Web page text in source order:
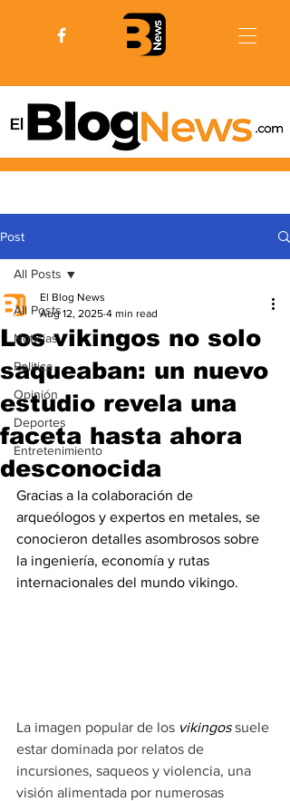
Post
All Posts
Noticias
Politica
Opinión
Deportes
Entretenimiento
All Posts
Los vikingos no solo
saqueaban: un nuevo
estudio revela una
faceta hasta ahora
desconocida
El Blog News
Aug 12, 2025 4 min read
Gracias a la colaboración de
arqueólogos y expertos en metales, se
conocieron detalles asombrosos sobre
la ingeniería, economía y rutas
internacionales del mundo vikingo.
La imagen popular de los vikingos suele
estar dominada por relatos de
incursiones, saqueos y violencia, una
visión alimentada por numerosas